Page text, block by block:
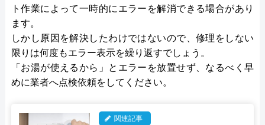
ト作業によって一時的にエラーを解消できる場合があり
ます。
しかし原因を解決したわけではないので、修理をしない
限りは何度もエラー表示を繰り返すでしょう。
「お湯が使えるから」とエラーを放置せず、なるべく早
めに業者へ点検依頼をしてください。
関連記事